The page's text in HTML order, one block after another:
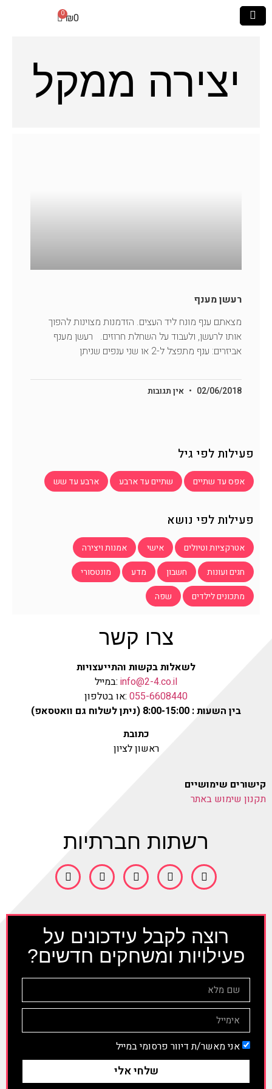
₪0
יצירה ממקל
רעשן מענף
מצאתם ענף מונח ליד העצים. הזדמנות מצוינות להפוך
אותו לרעשן, ולעבוד על השחלת חרוזים. רעשן מענף
אביזרים: ענף מתפצל ל-2 או שני ענפים שניתן
02/06/2018 אין תגובות
פעילות לפי גיל
אפס עד שתיים שתיים עד ארבע ארבע עד שש
פעילות לפי נושא
אטרקציות וטיולים אישי
אמנות ויצירה
חגים ועונות
חשבון מדע
מונטסורי
מתכונים לילדים
שפה
רוצה לקבל עידכונים על
פעילויות ומשחקים חדשים?
אני מאשר/ת דיוור פרסומי במייל
שלחי אלי
רשתות חברתיות
צרו קשר
לשאלות בקשות והתייעצויות
info@2-4.co.il :במייל
055-6608440 :או בטלפון
בין השעות : 8:00-15:00 (ניתן לשלוח גם וואטסאפ)
כתובת
ראשון לציון
קישורים שימושיים
תקנון שימוש באתר